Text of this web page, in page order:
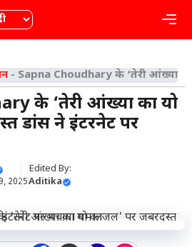
- Sapna Choudhary के ‘तेरी आंख्या
के ‘तेरी आंख्या का यो
डांस ने इंटरनेट पर
2025
Edited By:
Aditika